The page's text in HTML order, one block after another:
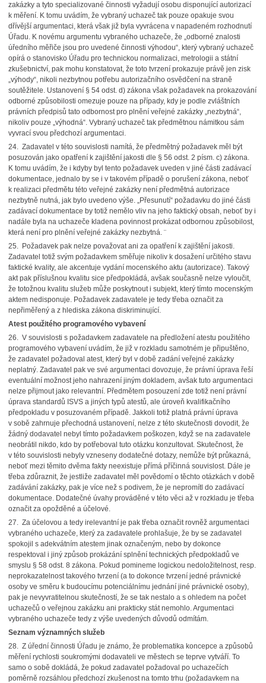
zakázky a tyto specializované činnosti vyžadují osobu disponující autorizací
k měření. K tomu uvádím, že vybraný uchazeč tak pouze opakuje svou
dřívější argumentaci, která však již byla vyvrácena v napadeném rozhodnutí
Úřadu. K novému argumentu vybraného uchazeče, že „odborné znalosti
úředního měřiče jsou pro uvedené činnosti výhodou“, který vybraný uchazeč
opírá o stanovisko Úřadu pro technickou normalizaci, metrologii a státní
zkušebnictví, pak mohu konstatovat, že toto tvrzení prokazuje právě jen zisk
„výhody“, nikoli nezbytnou potřebu autorizačního osvědčení na straně
soutěžitele. Ustanovení § 54 odst. d) zákona však požadavek na prokazování
odborné způsobilosti omezuje pouze na případy, kdy je podle zvláštních
právních předpisů tato odbornost pro plnění veřejné zakázky „nezbytná“,
nikoliv pouze „výhodná“. Vybraný uchazeč tak předmětnou námitkou sám
vyvrací svou předchozí argumentaci.
24. Zadavatel v této souvislosti namítá, že předmětný požadavek měl být
posuzován jako opatření k zajištění jakosti dle § 56 odst. 2 písm. c) zákona.
K tomu uvádím, že i kdyby byl tento požadavek uveden v jiné části zadávací
dokumentace, jednalo by se i v takovém případě o porušení zákona, neboť
k realizaci předmětu této veřejné zakázky není předmětná autorizace
nezbytně nutná, jak bylo uvedeno výše. „Přesunutí“ požadavku do jiné části
zadávací dokumentace by totiž nemělo vliv na jeho faktický obsah, neboť by i
nadále byla na uchazeče kladena povinnost prokázat odbornou způsobilost,
která není pro plnění veřejné zakázky nezbytná. ¨
25. Požadavek pak nelze považovat ani za opatření k zajištění jakosti.
Zadavatel totiž svým požadavkem směřuje nikoliv k dosažení určitého stavu
faktické kvality, ale akcentuje vydání mocenského aktu (autorizace). Takový
akt pak příslušnou kvalitu sice předpokládá, avšak současně nelze vyloučit,
že totožnou kvalitu služeb může poskytnout i subjekt, který tímto mocenským
aktem nedisponuje. Požadavek zadavatele je tedy třeba označit za
nepřiměřený a z hlediska zákona diskriminující.
Atest použitého programového vybavení
26. V souvislosti s požadavkem zadavatele na předložení atestu použitého
programového vybavení uvádím, že již v rozkladu samotném je připuštěno,
že zadavatel požadoval atest, který byl v době zadání veřejné zakázky
neplatný. Zadavatel pak ve své argumentaci dovozuje, že právní úprava řeší
eventuální možnost jeho nahrazení jiným dokladem, avšak tuto argumentaci
nelze přijmout jako relevantní. Předmětem posouzení zde totiž není právní
úprava standardů ISVS a jiných typů atestů, ale úroveň kvalifikačního
předpokladu v posuzovaném případě. Jakkoli totiž platná právní úprava
v sobě zahrnuje přechodná ustanovení, nelze z této skutečnosti dovodit, že
žádný dodavatel nebyl tímto požadavkem poškozen, když se na zadavatele
neobrátil nikdo, kdo by potřeboval tuto otázku konzultovat. Skutečnost, že
v této souvislosti nebyly vzneseny dodatečné dotazy, nemůže být průkazná,
neboť mezi těmito dvěma fakty neexistuje přímá příčinná souvislost. Dále je
třeba zdůraznit, že jestliže zadavatel měl povědomí o těchto otázkách v době
zadávání zakázky, pak je více než s podivem, že je nepromítl do zadávací
dokumentace. Dodatečné úvahy prováděné v této věci až v rozkladu je třeba
označit za opožděné a účelové.
27. Za účelovou a tedy irelevantní je pak třeba označit rovněž argumentaci
vybraného uchazeče, který za zadavatele prohlašuje, že by se zadavatel
spokojil s adekvátním atestem jinak označeným, nebo by dokonce
respektoval i jiný způsob prokázání splnění technických předpokladů ve
smyslu § 58 odst. 8 zákona. Pokud pomineme logickou nedoložitelnost, resp.
neprokazatelnost takového tvrzení (a to dokonce tvrzení jedné právnické
osoby ve směru k budoucímu potenciálnímu jednání jiné právnické osoby),
pak je nevyvratitelnou skutečností, že se tak nestalo a s ohledem na počet
uchazečů o veřejnou zakázku ani prakticky stát nemohlo. Argumentaci
vybraného uchazeče tedy z výše uvedených důvodů odmítám.
Seznam významných služeb
28. Z úřední činnosti Úřadu je známo, že problematika koncepce a způsobů
měření rychlosti soukromými dodavateli ve městech se teprve vytváří. To
samo o sobě dokládá, že pokud zadavatel požadoval po uchazečích
poměrně rozsáhlou předchozí zkušenost na tomto trhu (požadavkem na